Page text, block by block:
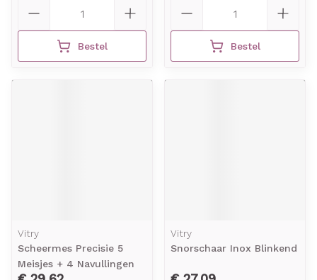
Bestel Bestel
Vitry
Scheermes Precisie 5
Meisjes + 4 Navullingen
Vitry
Snorschaar Inox Blinkend